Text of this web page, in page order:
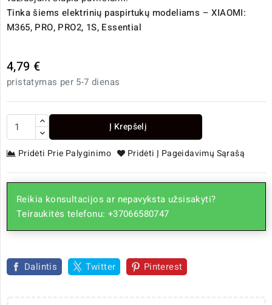
Tinka šiems elektrinių paspirtukų modeliams – XIAOMI:
M365, PRO, PRO2, 1S, Essential
4,79 €
pristatymas per 5-7 dienas
Į Krepšelį
Pridėti Prie Palyginimo Pridėti Į Pageidavimų Sąrašą
Reikia konsultacijos ar nepavyksta užsisakyti?
Teiraukitės telefonu: +37066580747
Dalintis Twitter Pinterest